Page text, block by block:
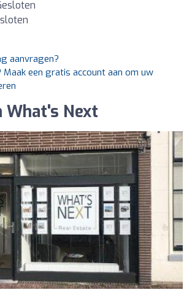
aanvragen?
een gratis account aan om uw
What's Next